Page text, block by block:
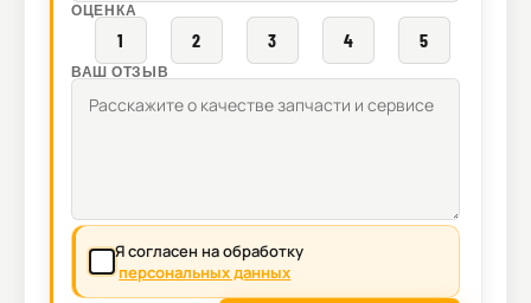
ОЦЕНКА
1 2 3 4 5
ВАШ ОТЗЫВ
Я согласен на обработку
персональных данных